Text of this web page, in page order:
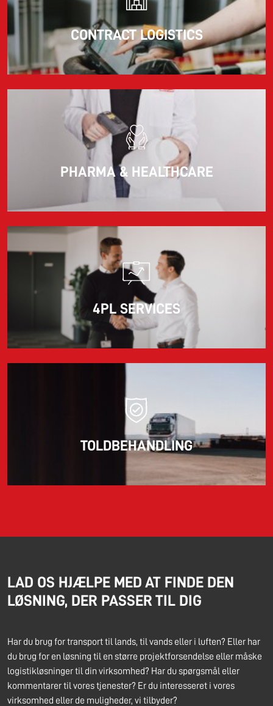
CONTRACT LOGISTICS
PHARMA & HEALTHCARE
4PL SERVICES
TOLDBEHANDLING
LAD OS HJÆLPE MED AT FINDE DEN
LØSNING, DER PASSER TIL DIG
Har du brug for transport til lands, til vands eller i luften? Eller har
du brug for en løsning til en større projektforsendelse eller måske
logistikløsninger til din virksomhed? Har du spørgsmål eller
kommentarer til vores tjenester? Er du interesseret i vores
virksomhed eller de muligheder, vi tilbyder?